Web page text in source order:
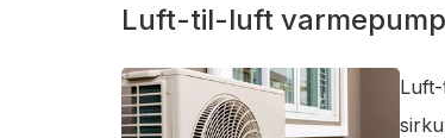
Luft-til-luft